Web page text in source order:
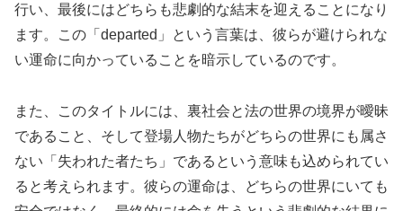
行い、最後にはどちらも悲劇的な結末を迎えることになり
ます。この「departed」という言葉は、彼らが避けられな
い運命に向かっていることを暗示しているのです。
また、このタイトルには、裏社会と法の世界の境界が曖昧
であること、そして登場人物たちがどちらの世界にも属さ
ない「失われた者たち」であるという意味も込められてい
ると考えられます。彼らの運命は、どちらの世界にいても